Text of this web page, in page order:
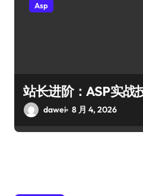
Asp
站长进阶：ASP实战
dawei 8 月 4, 2026